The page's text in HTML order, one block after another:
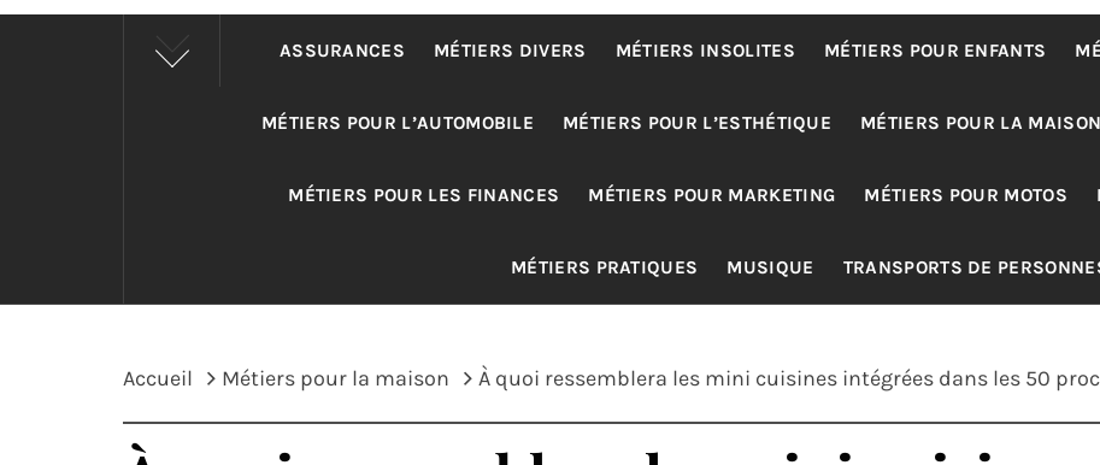
ASSURANCES MÉTIERS DIVERS MÉTIERS INSOLITES MÉTIERS POUR ENFANTS
MÉTIERS POUR L’AUTOMOBILE MÉTIERS POUR L’ESTHÉTIQUE MÉTIERS POUR LA MAISON
MÉTIERS POUR LES FINANCES MÉTIERS POUR MARKETING MÉTIERS POUR MOTOS
MÉTIERS PRATIQUES MUSIQUE TRANSPORTS DE
Accueil Métiers pour la maison À quoi ressemblera les mini cuisines intégrées dans les 50